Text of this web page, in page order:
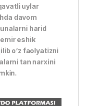
uylar
davom
harid
eshik
o’z faolyatizni
tan narxini